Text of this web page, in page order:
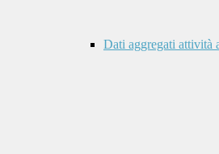
Dati aggregati attività